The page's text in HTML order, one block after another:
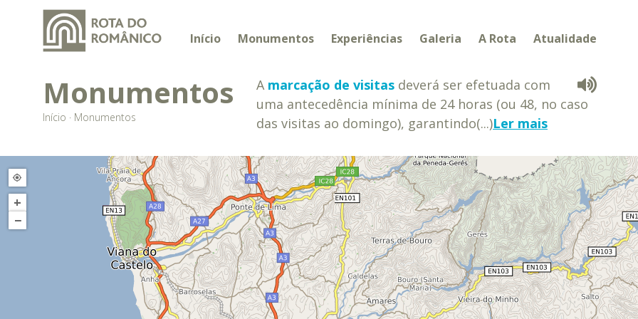
Início Monumentos Experiências Galeria A Rota Atualidade
Monumentos
Início · Monumentos
A marcação de visitas deverá ser efetuada com
uma antecedência mínima de 24 horas (ou 48, no caso
das visitas ao domingo), garantindo(...)Ler mais
+
−